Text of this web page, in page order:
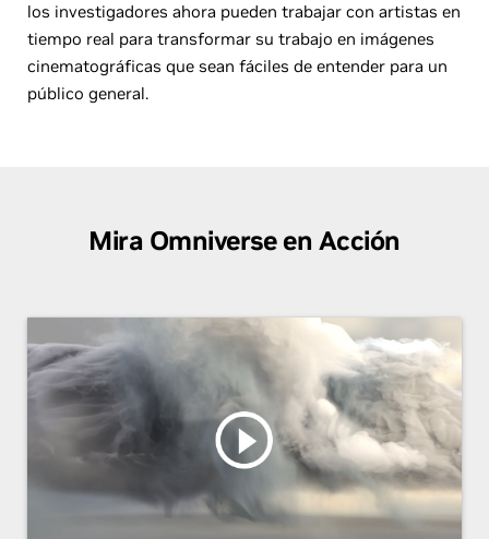
los investigadores ahora pueden trabajar con artistas en
tiempo real para transformar su trabajo en imágenes
cinematográficas que sean fáciles de entender para un
público general.
Mira Omniverse en Acción